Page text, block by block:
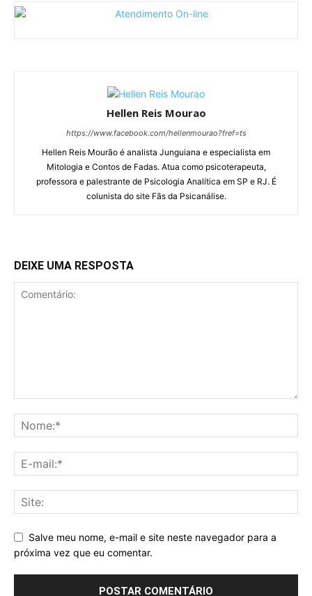
Hellen Reis Mourao
https://www.facebook.com/hellenmourao?fref=ts
Hellen Reis Mourão é analista Junguiana e especialista em
Mitologia e Contos de Fadas. Atua como psicoterapeuta,
professora e palestrante de Psicologia Analítica em SP e RJ. É
colunista do site Fãs da Psicanálise.
DEIXE UMA RESPOSTA
Salve meu nome, e-mail e site neste navegador para a
próxima vez que eu comentar.